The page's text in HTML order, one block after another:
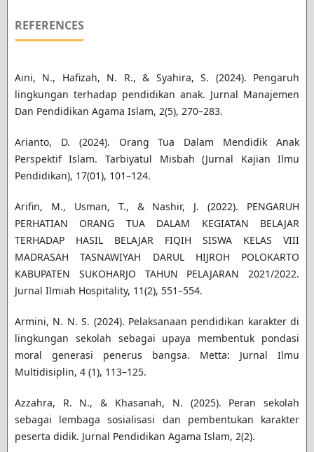
REFERENCES
Aini, N., Hafizah, N. R., & Syahira, S. (2024). Pengaruh
lingkungan terhadap pendidikan anak. Jurnal Manajemen
Dan Pendidikan Agama Islam, 2(5), 270–283.
Arianto, D. (2024). Orang Tua Dalam Mendidik Anak
Perspektif Islam. Tarbiyatul Misbah (Jurnal Kajian Ilmu
Pendidikan), 17(01), 101–124.
Arifin, M., Usman, T., & Nashir, J. (2022). PENGARUH
PERHATIAN ORANG TUA DALAM KEGIATAN BELAJAR
TERHADAP HASIL BELAJAR FIQIH SISWA KELAS VIII
MADRASAH TASNAWIYAH DARUL HIJROH POLOKARTO
KABUPATEN SUKOHARJO TAHUN PELAJARAN 2021/2022.
Jurnal Ilmiah Hospitality, 11(2), 551–554.
Armini, N. N. S. (2024). Pelaksanaan pendidikan karakter di
lingkungan sekolah sebagai upaya membentuk pondasi
moral generasi penerus bangsa. Metta: Jurnal Ilmu
Multidisiplin, 4 (1), 113–125.
Azzahra, R. N., & Khasanah, N. (2025). Peran sekolah
sebagai lembaga sosialisasi dan pembentukan karakter
peserta didik. Jurnal Pendidikan Agama Islam, 2(2).